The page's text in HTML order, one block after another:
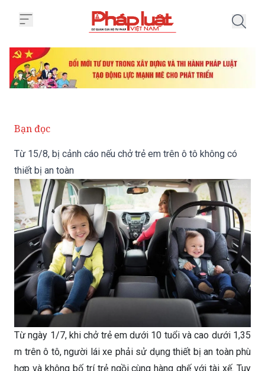
Bạn đọc
Từ 15/8, bị cảnh cáo nếu chở trẻ em trên ô tô không có
thiết bị an toàn
Từ ngày 1/7, khi chở trẻ em dưới 10 tuổi và cao dưới 1,35
m trên ô tô, người lái xe phải sử dụng thiết bị an toàn phù
hợp và không bố trí trẻ ngồi cùng hàng ghế với tài xế. Tuy